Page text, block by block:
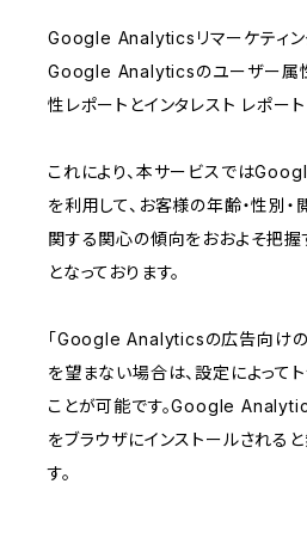
Google Analyticsリマーケティン
Google Analyticsのユーザー属
性レポートとインタレスト レポート
これにより、本サービスでは
を利用して、お客様の年齢・性別
関する関心の傾向をおおよそ把
となっております。
「Google Analyticsの広告向けの
を望まない場合は、設定によって
ことが可能です。Google
をブラウザにインストールされる
す。